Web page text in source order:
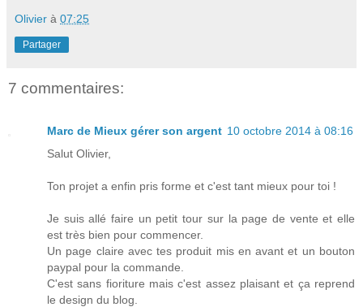
Olivier à 07:25
Partager
7 commentaires:
Marc de Mieux gérer son argent 10 octobre 2014 à 08:16
Salut Olivier,
Ton projet a enfin pris forme et c'est tant mieux pour toi !
Je suis allé faire un petit tour sur la page de vente et elle
est très bien pour commencer.
Un page claire avec tes produit mis en avant et un bouton
paypal pour la commande.
C'est sans fioriture mais c'est assez plaisant et ça reprend
le design du blog.